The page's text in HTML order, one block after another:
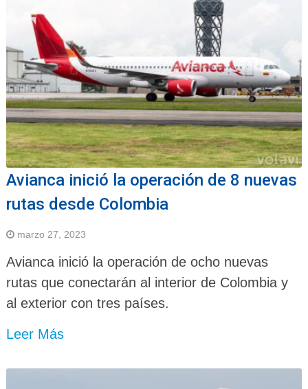
Avianca inició la operación de 8 nuevas
rutas desde Colombia
marzo 27, 2023
Avianca inició la operación de ocho nuevas
rutas que conectarán al interior de Colombia y
al exterior con tres países.
Leer Más